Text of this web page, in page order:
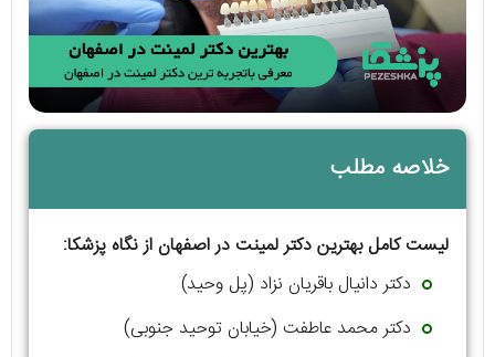
خلاصه مطلب
لیست کامل بهترین دکتر لمینت در اصفهان از نگاه پزشکا:
دکتر دانیال باقریان نزاد (پل وحید)
دکتر محمد عاطفت (خیابان توحید جنوبی)